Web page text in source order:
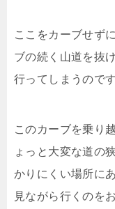
ここをカーブせず
ブの続く山道を抜
行ってしまうのです
このカーブを乗り
ょっと大変な道の
かりにくい場所に
見ながら行くのを